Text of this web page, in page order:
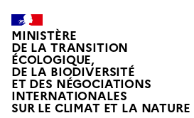
MINISTÈRE
DE LA TRANSITION
ÉCOLOGIQUE,
DE LA BIODIVERSITÉ
ET DES NÉGOCIATIONS
INTERNATIONALES
SUR LE CLIMAT ET LA NATUREL